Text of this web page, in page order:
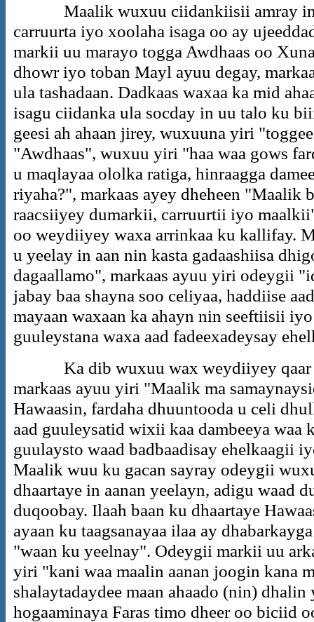
Maalik wuxuu ciidankiisii amray in
carruurta iyo xoolaha isaga oo ay
markii uu marayo togga Awdhaas oo
dhowr iyo toban Mayl ayuu degay,
ula tashadaan. Dadkaas waxaa ka mid
isagu ciidanka ula socday in uu talo ku
geesi ah ahaan jirey, wuxuuna yiri
"Awdhaas", wuxuu yiri "haa waa gows
u maqlayaa ololka ratiga, hinraagga
riyaha?", markaas ayey dheheen "Maalik
raacsiiyey dumarkii, carruurtii iyo
oo weydiiyey waxa arrinkaa ku kallifay.
u yeelay in aan nin kasta gadaashiisa
dagaallamo", markaas ayuu yiri odeygii
jabay baa shayna soo celiyaa, haddiise
mayaan waxaan ka ahayn nin seeftiisii
guuleystana waxa aad fadeexadeysay
Ka dib wuxuu wax weydiiyey qaar
markaas ayuu yiri "Maalik ma
Hawaasin, fardaha dhuuntooda u celi
aad guuleysatid wixii kaa dambeeya waa
guulaysto waad badbaadisay ehelkaagii
Maalik wuu ku gacan sayray odeygii
dhaartaye in aanan yeelayn, adigu waad
duqoobay. Ilaah baan ku dhaartaye
ayaan ku taagsanayaa ilaa ay
"waan ku yeelnay". Odeygii markii uu
yiri "kani waa maalin aanan joogin kana
shalaytadaydee maan ahaado (nin)
hogaaminaya Faras timo dheer oo biciid